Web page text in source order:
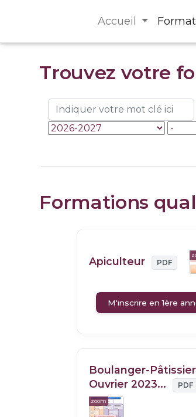
Accueil
Trouvez votre
Formations
Apiculteur PDF
M'inscrire en 1ère
Boulanger-Pâtissier
Ouvrier 2023...
PDF
zoom